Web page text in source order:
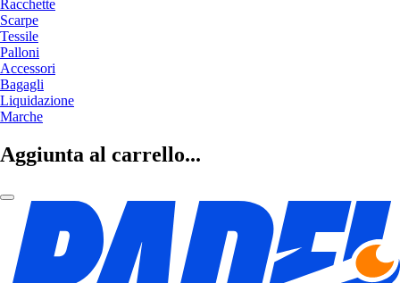
Racchette
Scarpe
Tessile
Palloni
Accessori
Bagagli
Liquidazione
Marche
Aggiunta al carrello...